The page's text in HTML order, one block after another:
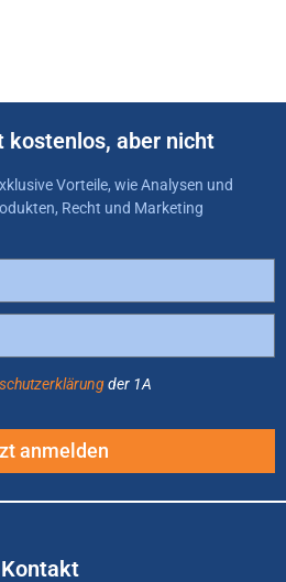
kostenlos, aber nicht
Vorteile, wie Analysen und
Recht und Marketing
der 1A
anmelden
Kontakt